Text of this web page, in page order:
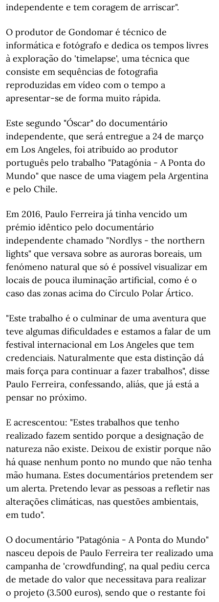
independente e tem coragem de arriscar".
O produtor de Gondomar é técnico de
informática e fotógrafo e dedica os tempos livres
à exploração do 'timelapse', uma técnica que
consiste em sequências de fotografia
reproduzidas em vídeo com o tempo a
apresentar-se de forma muito rápida.
Este segundo "Óscar" do documentário
independente, que será entregue a 24 de março
em Los Angeles, foi atribuído ao produtor
português pelo trabalho "Patagónia - A Ponta do
Mundo" que nasce de uma viagem pela Argentina
e pelo Chile.
Em 2016, Paulo Ferreira já tinha vencido um
prémio idêntico pelo documentário
independente chamado "Nordlys - the northern
lights" que versava sobre as auroras boreais, um
fenómeno natural que só é possível visualizar em
locais de pouca iluminação artificial, como é o
caso das zonas acima do Círculo Polar Ártico.
"Este trabalho é o culminar de uma aventura que
teve algumas dificuldades e estamos a falar de um
festival internacional em Los Angeles que tem
credenciais. Naturalmente que esta distinção dá
mais força para continuar a fazer trabalhos", disse
Paulo Ferreira, confessando, aliás, que já está a
pensar no próximo.
E acrescentou: "Estes trabalhos que tenho
realizado fazem sentido porque a designação de
natureza não existe. Deixou de existir porque não
há quase nenhum ponto no mundo que não tenha
mão humana. Estes documentários pretendem ser
um alerta. Pretendo levar as pessoas a refletir nas
alterações climáticas, nas questões ambientais,
em tudo".
O documentário "Patagónia - A Ponta do Mundo"
nasceu depois de Paulo Ferreira ter realizado uma
campanha de 'crowdfunding', na qual pediu cerca
de metade do valor que necessitava para realizar
o projeto (3.500 euros), sendo que o restante foi